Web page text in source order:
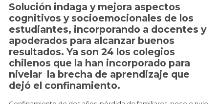
Solución indaga y mejora aspectos
cognitivos y socioemocionales de los
estudiantes, incorporando a docentes y
apoderados para alcanzar buenos
resultados. Ya son 24 los colegios
chilenos que la han incorporado para
nivelar la brecha de aprendizaje que
dejó el confinamiento.